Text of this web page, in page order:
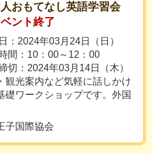
おもてなし英語学習会
ント終了
：2024年03月24日（日）
間：10：00～12：00
切：2024年03月14日（木）
観光案内など気軽に話しかけ
礎ワークショップです。外国
子国際協会